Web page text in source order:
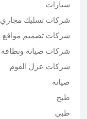
سيارات
شركات تسليك مجاري
شركات تصميم مواقع
شركات صيانة ونظافة
شركات عزل الفوم
صيانة
طبخ
طبي